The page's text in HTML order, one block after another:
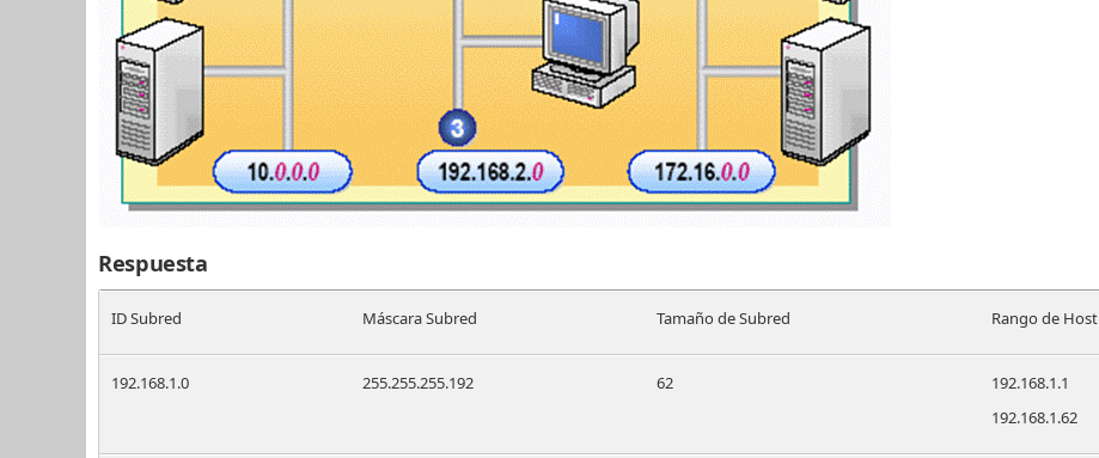
Respuesta
ID Subred Máscara Subred Tamaño de Subred Rango de Host
192.168.1.0 255.255.255.192 62
192.168.1.1
192.168.1.62